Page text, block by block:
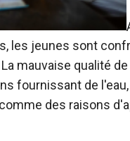
les jeunes sont
mauvaise qualité
fournissant de
des raisons